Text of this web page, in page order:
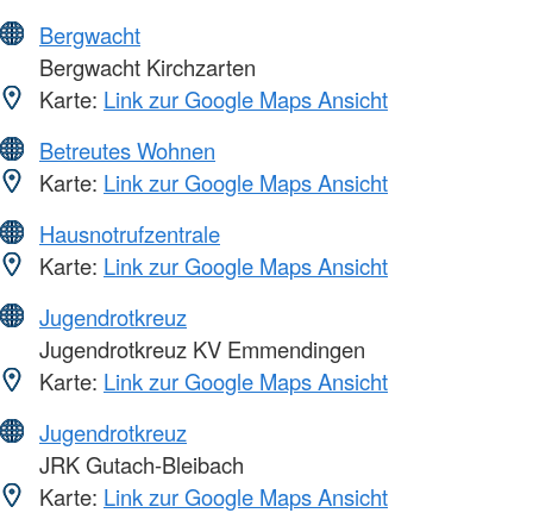
Bergwacht
Bergwacht Kirchzarten
Karte: Link zur Google Maps Ansicht
Betreutes Wohnen
Karte: Link zur Google Maps Ansicht
Hausnotrufzentrale
Karte: Link zur Google Maps Ansicht
Jugendrotkreuz
Jugendrotkreuz KV Emmendingen
Karte: Link zur Google Maps Ansicht
Jugendrotkreuz
JRK Gutach-Bleibach
Karte: Link zur Google Maps Ansicht